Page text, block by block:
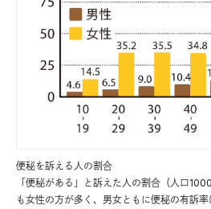
便秘を訴える人の割合
「便秘がある」と訴えた人の割合（人口
も女性の方が多く、男女ともに便秘の有訴